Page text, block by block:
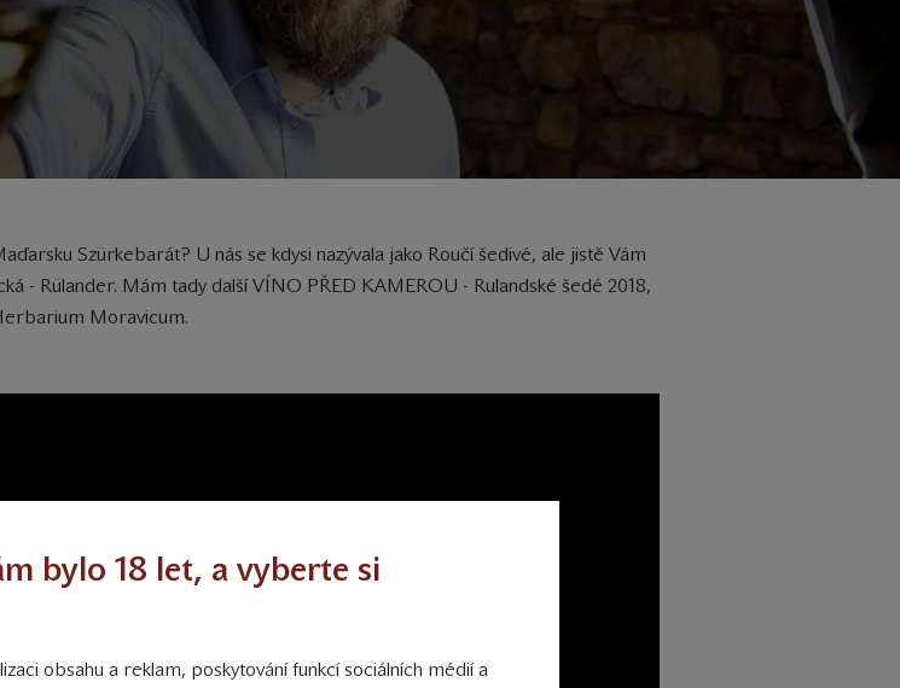
Szürkebarát? U nás se kdysi nazývala jako Roučí šedivé, ale jistě Vám
- Rülander. Mám tady další VÍNO PŘED KAMEROU - Rulandské šedé 2018,
Moravicum.
bylo 18 let, a vyberte si
obsahu a reklam, poskytování funkcí sociálních médií a